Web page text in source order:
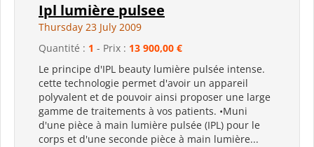
Ipl lumière pulsee
Thursday 23 July 2009
Quantité : 1 - Prix : 13 900,00 €
Le principe d'IPL beauty lumière pulsée intense.
cette technologie permet d'avoir un appareil
polyvalent et de pouvoir ainsi proposer une large
gamme de traitements à vos patients. •Muni
d'une pièce à main lumière pulsée (IPL) pour le
corps et d'une seconde pièce à main lumière...